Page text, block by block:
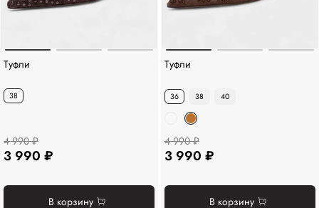
Туфли
38
4 990 ₽
3 990 ₽
В корзину
Туфли
36 38 40
4 990 ₽
3 990 ₽
В корзину